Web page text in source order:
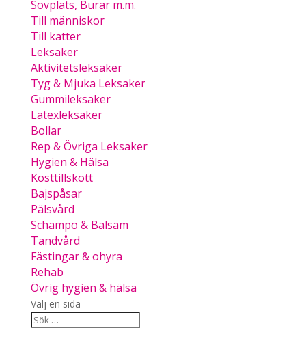
Sovplats, Burar m.m.
Till människor
Till katter
Leksaker
Aktivitetsleksaker
Tyg & Mjuka Leksaker
Gummileksaker
Latexleksaker
Bollar
Rep & Övriga Leksaker
Hygien & Hälsa
Kosttillskott
Bajspåsar
Pälsvård
Schampo & Balsam
Tandvård
Fästingar & ohyra
Rehab
Övrig hygien & hälsa
Välj en sida